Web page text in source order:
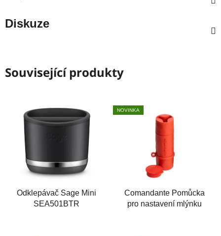
Diskuze
Související produkty
Odklepávač Sage Mini
SEA501BTR
NOVINKA
Comandante Pomůcka
pro nastavení mlýnku